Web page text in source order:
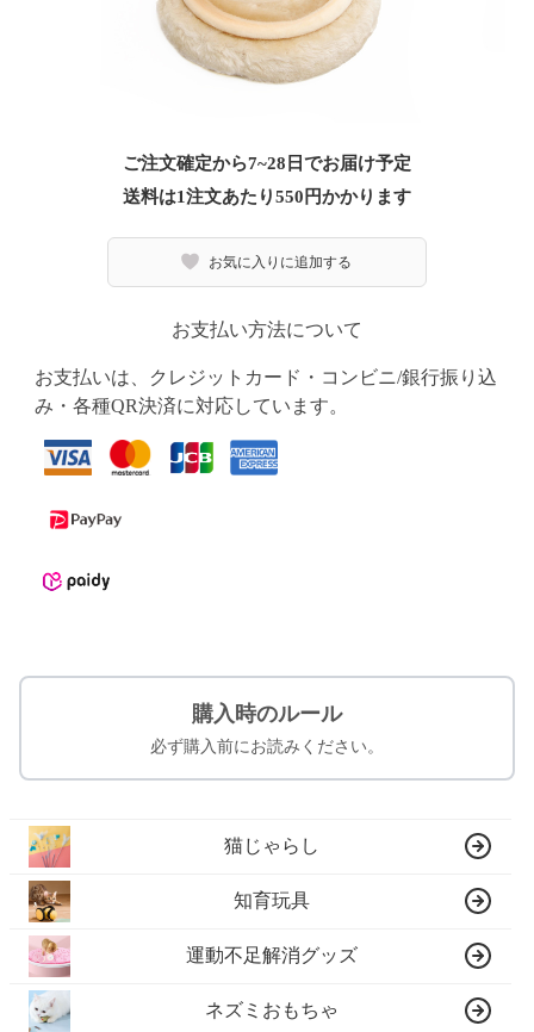
ご注文確定から7~28日でお届け予定
送料は1注文あたり550 円かかります
お気に入りに追加する
お支払い方法について
お支払いは、クレジットカード・コンビニ/銀行振り込
み・各種QR決済に対応しています。
購入時のルール
必ず購入前にお読みください。
猫じゃらし
知育玩具
運動不足解消グッズ
ネズミおもちゃ